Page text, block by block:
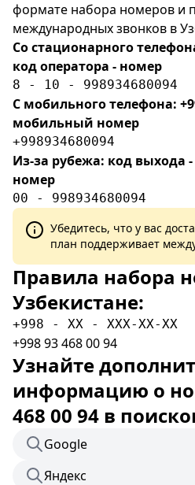
формате набора номеров и
международных звонков в
Со стационарного
код оператора - номер
8 - 10 - 998934680094
С мобильного телефона:
мобильный номер
+998934680094
Из-за рубежа: код выхода -
номер
00 - 998934680094
Убедитесь, что у вас
план поддерживает
Правила набора
Узбекистане:
+998 - XX - XXX-XX-XX
+998 93 468 00 94
Узнайте
информацию о
468 00 94 в
Google
Яндекс